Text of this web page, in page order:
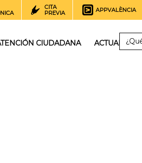
CITA
PREVIA
APPVALÈNCIA
CIUDADANA ACTUALIDAD